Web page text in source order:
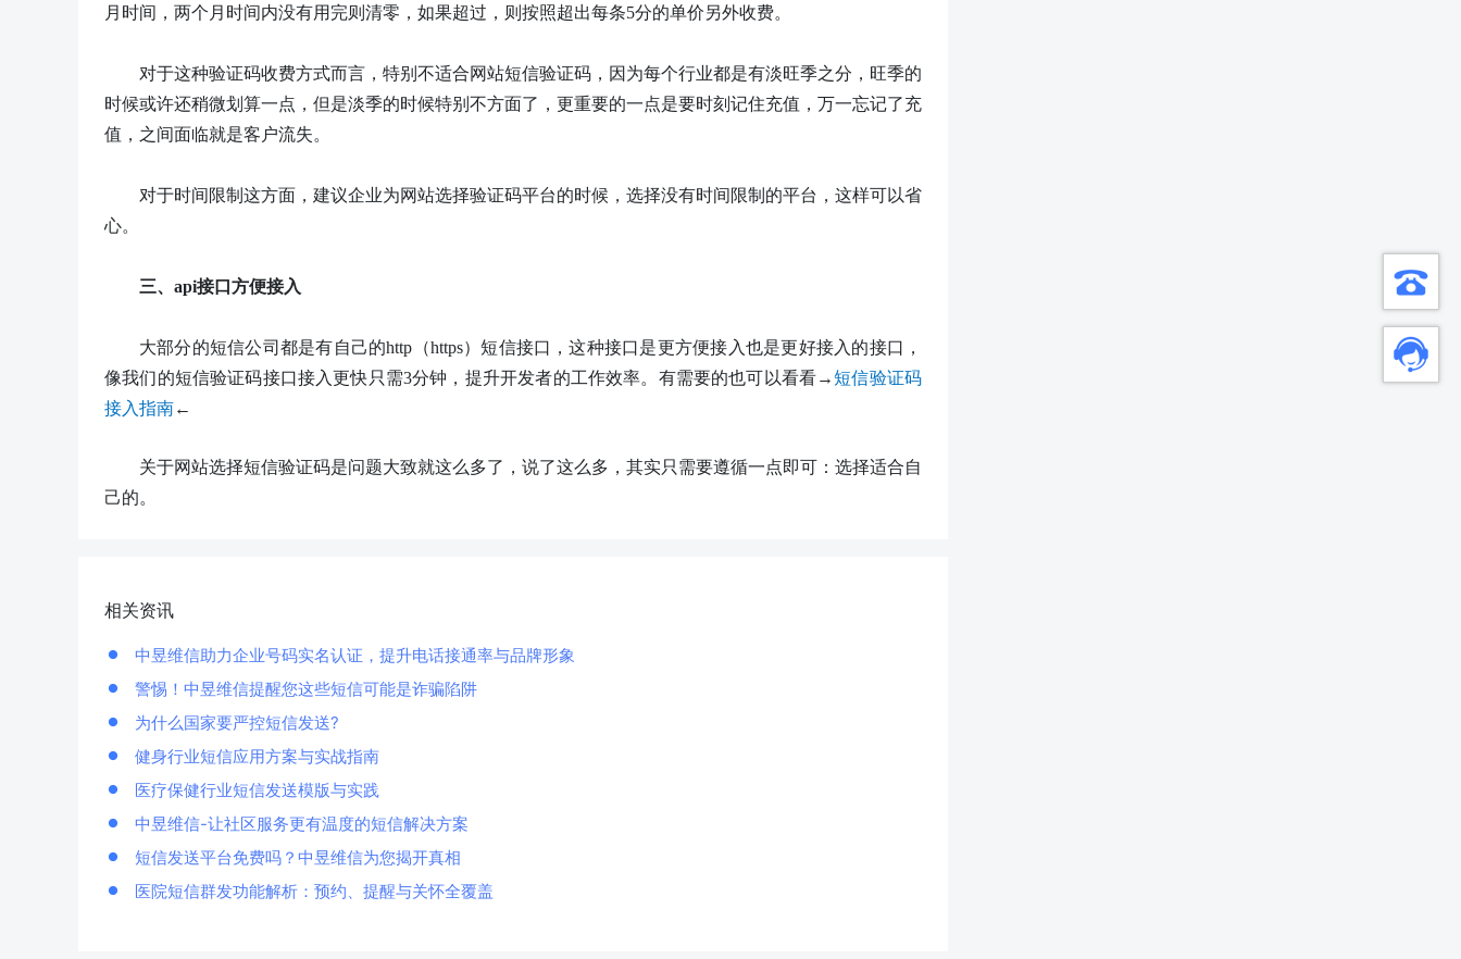
月时间，两个月时间内没有用完则清零，如果超过，则按照超出每条5分的单价另外收费。
对于这种验证码收费方式而言，特别不适合网站短信验证码 ，因为每个行业都是有淡旺季之分，旺季的
时候或许还稍微划算一点，但是淡季的时候特别不方面了，更重要的一点是要时刻记住充值，万一忘记了充
值，之间面临就是客户流失。
对于时间限制这方面，建议企业为网站选择验证码平台的时候，选择没有时间限制的平台，这样可以省
心。
三、 api接口方便接入
大部分的短信公司都是有自己的http（https）短信接口，这种接口是更方便接入也是更好接入的接口，
像我们的短信验证码接口接入更快只需3分钟，提升开发者的工作效率。有需要的也可以看看→短信验证码
接入指南←
关于网站选择短信验证码是问题大致就这么多了，说了这么多，其实只需要遵循一点即可：选择适合自
己的。
相关资讯
中昱维信助力企业号码实名认证，提升电话接通率与品牌形象
警惕！中昱维信提醒您这些短信可能是诈骗陷阱
为什么国家要严控短信发送?
健身行业短信应用方案与实战指南
医疗保健行业短信发送模版与实践
中昱维信-让社区服务更有温度的短信解决方案
短信发送平台免费吗？中昱维信为您揭开真相
医院短信群发功能解析：预约、提醒与关怀全覆盖